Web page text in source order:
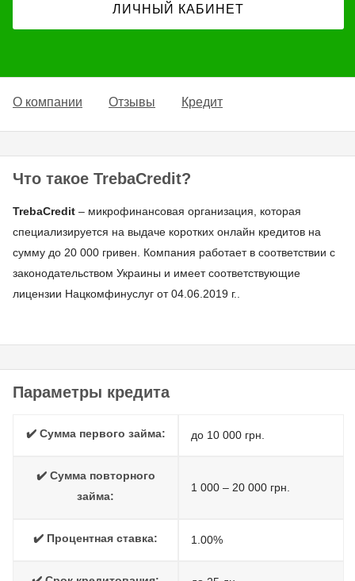
ЛИЧНЫЙ КАБИНЕТ
О компании Отзывы Кредит
Что такое TrebaCredit?
TrebaCredit – микрофинансовая организация, которая
специализируется на выдаче коротких онлайн кредитов на
сумму до 20 000 гривен. Компания работает в соответствии с
законодательством Украины и имеет соответствующие
лицензии Нацкомфинуслуг от 04.06.2019 г..
Параметры кредита
✔️ Сумма первого займа: до 10 000 грн.
✔️ Сумма повторного
займа:
1 000 – 20 000 грн.
✔️ Процентная ставка: 1.00%